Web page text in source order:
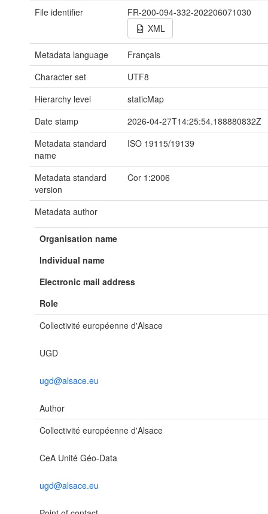
File identifier
FR-200-094-332-202206071030
XML
Metadata language
Français
Character set
UTF8
Hierarchy level
staticMap
Date stamp
2026-04-27T14:25:54.188880832Z
Metadata standard
name
ISO 19115/19139
Metadata standard
version
Cor 1:2006
Metadata author
Organisation name
Individual name
Electronic mail address
Role
Collectivité européenne d'Alsace
UGD
ugd@alsace.eu
Author
Collectivité européenne d'Alsace
CeA Unité Géo-Data
ugd@alsace.eu